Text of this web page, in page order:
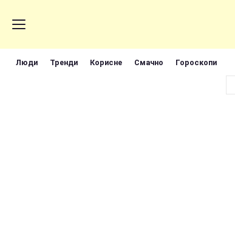
Люди Тренди Корисне Смачно Гороскопи